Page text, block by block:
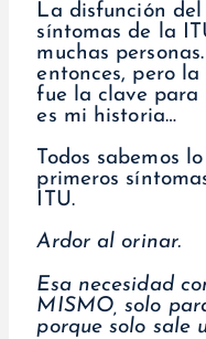
La disfunción del
síntomas de la
muchas
entonces, pero
fue la clave para
es mi historia…
Todos sabemos
primeros
ITU.
Ardor al orinar.
Esa necesidad
MISMO, solo
porque solo sale